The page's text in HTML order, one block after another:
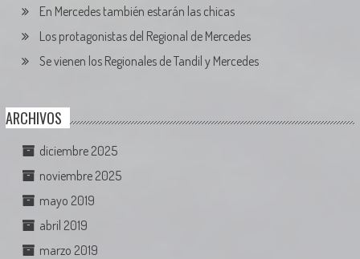
En Mercedes también estarán las chicas
Los protagonistas del Regional de Mercedes
Se vienen los Regionales de Tandil y Mercedes
ARCHIVOS
diciembre 2025
noviembre 2025
mayo 2019
abril 2019
marzo 2019